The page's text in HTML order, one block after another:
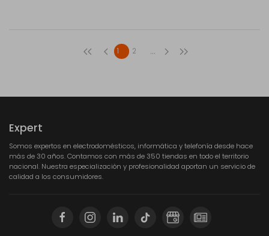
1 2 ...
Expert
Somos expertos en electrodomésticos, informática y telefonía desde hace
más de 30 años. Contamos con más de 350 tiendas en todo el territorio
nacional. Nuestra especialización y profesionalidad aportan un servicio de
calidad a los consumidores.